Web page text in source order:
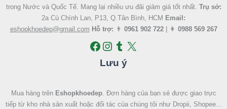
trong Nước và Quốc Tế. Mang lại nhiều ưu đãi giảm giá tốt nhất. Trụ sở:
2a Cù Chính Lan, P13, Q.Tân Bình, HCM Email:
eshopkhoedep@gmail.com Hỗ trợ: 👨 0961 902 722| 👩 0988 569 267
Lưu ý
Mua hàng trên Eshopkhoedep. Đơn hàng của bạn sẻ được giao trực
tiếp từ kho nhà sản xuất hoặc đối tác của chúng tôi như Dropii, Shopee...